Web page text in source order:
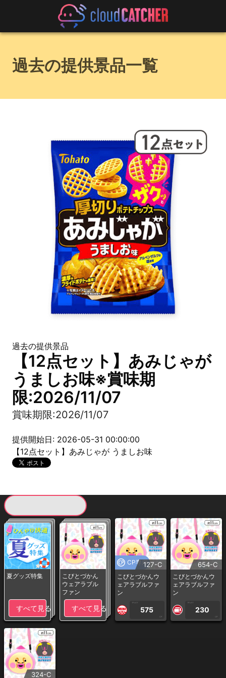
過去の提供景品一覧
過去の提供景品
【12点セット】あみじゃが
うましお味※賞味期
限:2026/11/07
賞味期限:2026/11/07
提供開始日: 2026-05-31 00:00:00
【12点セット】あみじゃが うましお味
夏グッズ特集
すべて見る
こびとづかん
ウェアラブル
ファン
すべて見る
CP専用127-C
こびとづかんウ
ェアラブルファ
ン
1PLAY
575
CP
654-C
こびとづかんウ
ェアラブルファ
ン
1PLAY
230
CP
324-C